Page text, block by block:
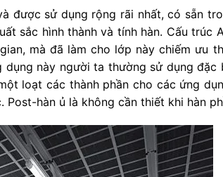
được sử dụng rộng rãi nhất, có sẵn
sắc hình thành và tính hàn. Cấu trúc
mà đã làm cho lớp này chiếm ưu
này người ta thường sử dụng đặc
loạt các thành phần cho các ứng
hàn ủ là không cần thiết khi hàn